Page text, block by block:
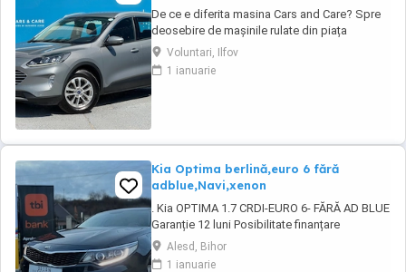
De ce e diferita masina Cars and Care? Spre
deosebire de mașinile rulate din piața
obișnuită, aceasta vine direct din flota proprie
a Business Lease — parte a grupului
internațional Autobinck, cu peste 10 ani de
Voluntari, Ilfov
1 ianuarie
Kia Optima berlină,euro 6 fără
adblue,Navi,xenon
. Kia OPTIMA 1.7 CRDI-EURO 6- FĂRĂ AD BLUE
Garanție 12 luni Posibilitate finanțare
persoane fizice juridice PREȚ:11.950 (ușor
negociabil) ...
Alesd, Bihor
1 ianuarie